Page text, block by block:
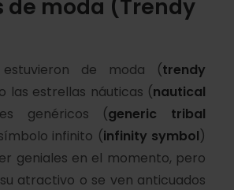
de moda (Trendy
estuvieron de moda (trendy
las estrellas náuticas (nautical
genéricos (generic tribal
infinito (infinity symbol)
geniales en el momento, pero
atractivo o se ven anticuados